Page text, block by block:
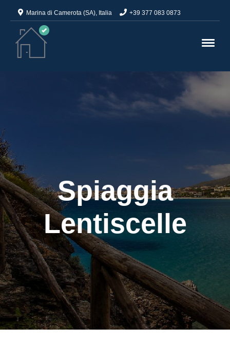
Marina di Camerota (SA), Italia +39 377 083 0873
Spiaggia
Lentiscelle